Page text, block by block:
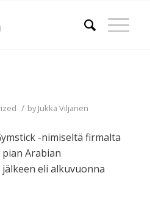
/ byJukka Viljanen
-nimiseltä firmalta
Arabian
eli alkuvuonna